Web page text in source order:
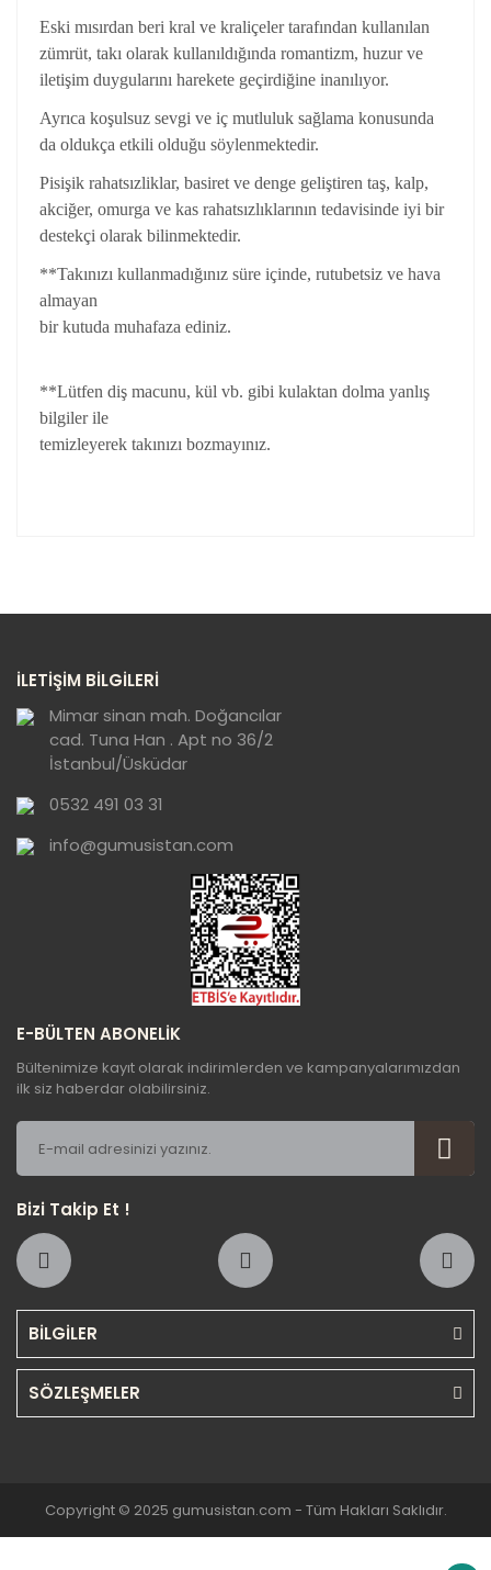
Eski mısırdan beri kral ve kraliçeler tarafından kullanılan
zümrüt, takı olarak kullanıldığında romantizm, huzur ve
iletişim duygularını harekete geçirdiğine inanılıyor.
Ayrıca koşulsuz sevgi ve iç mutluluk sağlama konusunda
da oldukça etkili olduğu söylenmektedir.
Pisişik rahatsızliklar, basiret ve denge geliştiren taş, kalp,
akciğer, omurga ve kas rahatsızlıklarının tedavisinde iyi bir
destekçi olarak bilinmektedir.
**Takınızı kullanmadığınız süre içinde, rutubetsiz ve hava
almayan
bir kutuda muhafaza ediniz.
**Lütfen diş macunu, kül vb. gibi kulaktan dolma yanlış
bilgiler ile
temizleyerek takınızı bozmayınız.
görüntülenemiyor.
Ürün açıklamasında eksik bilgiler bulunuyor.
Ürün bilgilerinde hatalar bulunuyor.
Ürün fiyatı diğer sitelerden daha pahalı.
Bu ürüne benzer farklı alternatifler olmalı.
Gönder
İLETİŞİM BİLGİLERİ
Mimar sinan mah. Doğancılar
cad. Tuna Han . Apt no 36/2
İstanbul/Üsküdar
0532 491 03 31
info@gumusistan.com
BİLGİLER
SÖZLEŞMELER
E-BÜLTEN ABONELİK
Bültenimize kayıt olarak indirimlerden ve kampanyalarımızdan
ilk siz haberdar olabilirsiniz.
Bizi Takip Et !
Copyright © 2025 gumusistan.com - Tüm Hakları Saklıdır.